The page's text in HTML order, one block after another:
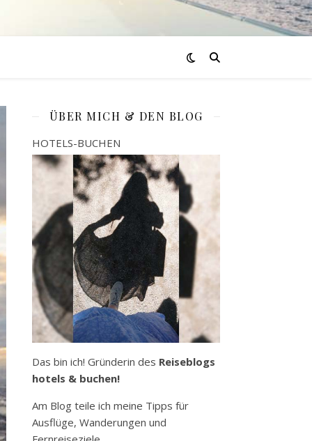
ÜBER MICH & DEN BLOG
HOTELS-BUCHEN
Das bin ich! Gründerin des Reiseblogs
hotels & buchen!
Am Blog teile ich meine Tipps für
Ausflüge, Wanderungen und